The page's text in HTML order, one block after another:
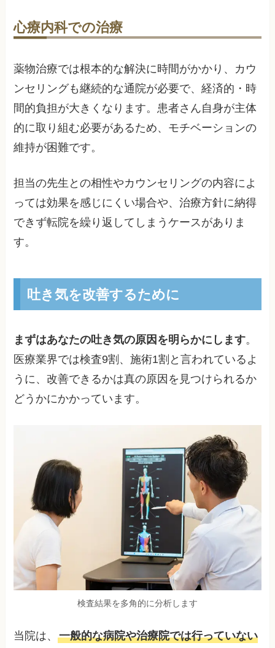
心療内科での治療
薬物治療では根本的な解決に時間がかかり、カウ
ンセリングも継続的な通院が必要で、経済的・時
間的負担が大きくなります。患者さん自身が主体
的に取り組む必要があるため、モチベーションの
維持が困難です。
担当の先生との相性やカウンセリングの内容によ
っては効果を感じにくい場合や、治療方針に納得
できず転院を繰り返してしまうケースがありま
す。
吐き気を改善するために
まずはあなたの吐き気の原因を明らかにします。
医療業界では検査9割、施術1割と言われているよ
うに、改善できるかは真の原因を見つけられるか
どうかにかかっています。
検査結果を多角的に分析します
当院は、一般的な病院や治療院では行っていない